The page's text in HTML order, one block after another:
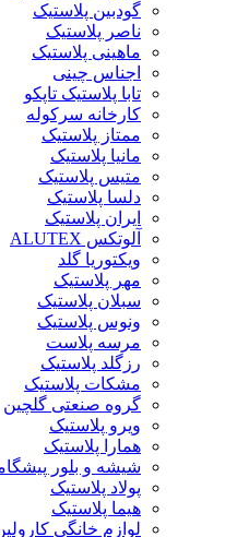
گودبین پلاستیک
ناصر پلاستیک
ماهینی پلاستیک
اجناس چینی
تابا پلاستیک تاپکو
کارخانه سرکوله
ممتاز پلاستیک
مانیا پلاستیک
متیس پلاستیک
دلسا پلاستیک
ایران پلاستیک
آلوتکس ALUTEX
ویکتوریا گلد
مهر پلاستیک
سبلان پلاستیک
ونوس پلاستیک
مرسه پلاست
رزگلد پلاستیک
مشکات پلاستیک
گروه صنعتی گلچین
ویرو پلاستیک
همارا پلاستیک
شیشه و بلور
پولاد پلاستیک
هیما پلاستیک
لوازم خانگی